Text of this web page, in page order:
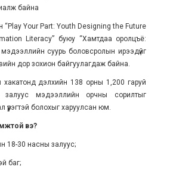
байна
“Play Your Part: Youth Designing the Future
Literacy” буюу “Хамтдаа оролцъё:
суурь боловсролын ирээдүйг
дор зохион байгуулагдаж байна.
дэлхийн 138 орны 1,200 гаруй
мэдээллийн орчны сорилтыг
болохыг харуулсан юм.
вэ?
18-30 насны залуус;
баг;